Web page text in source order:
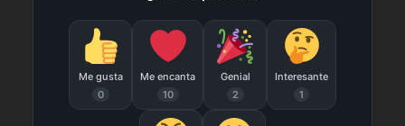
septiembre 18, 2025
septiembre 18, 2025 515
Me gusta
0
Me encanta
10
Genial
2
Interesante
1